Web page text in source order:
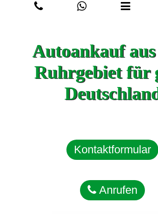
Autoankauf
Ruhrgebiet für
Kontaktformular
Anrufen